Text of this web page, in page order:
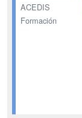
ACEDIS
Formación